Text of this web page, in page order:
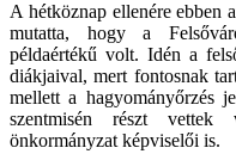
A hétköznap ellenére ebben
mutatta, hogy a
példaértékű volt. Idén a
diákjaival, mert fontosnak
mellett a hagyományőrzés
szentmisén részt
önkormányzat képviselői is.